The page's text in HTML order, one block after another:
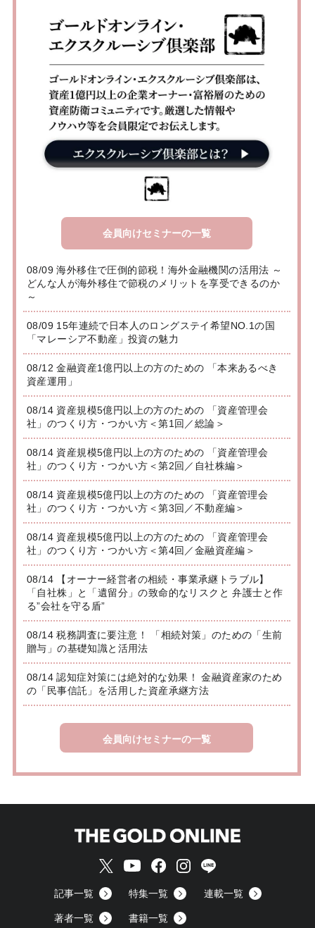
会員向けセミナーの一覧
08/09 海外移住で圧倒的節税！海外金融機関の活用法 ～
どんな人が海外移住で節税のメリットを享受できるのか
～
08/09 15年連続で日本人のロングステイ希望NO.1の国
「マレーシア不動産」投資の魅力
08/12 金融資産1億円以上の方のための 「本来あるべき
資産運用」
08/14 資産規模5億円以上の方のための 「資産管理会
社」のつくり方・つかい方＜第1回／総論＞
08/14 資産規模5億円以上の方のための 「資産管理会
社」のつくり方・つかい方＜第2回／自社株編＞
08/14 資産規模5億円以上の方のための 「資産管理会
社」のつくり方・つかい方＜第3回／不動産編＞
08/14 資産規模5億円以上の方のための 「資産管理会
社」のつくり方・つかい方＜第4回／金融資産編＞
08/14 【オーナー経営者の相続・事業承継トラブル】
「自社株」と「遺留分」の致命的なリスクと 弁護士と作
る”会社を守る盾”
08/14 税務調査に要注意！ 「相続対策」のための「生前
贈与」の基礎知識と活用法
08/14 認知症対策には絶対的な効果！ 金融資産家のため
の「民事信託」を活用した資産承継方法
会員向けセミナーの一覧
記事一覧 特集一覧 連載一覧
著者一覧 書籍一覧